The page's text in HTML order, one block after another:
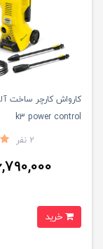
کارواش کارچر ساخت
k3 power control
2 نفر